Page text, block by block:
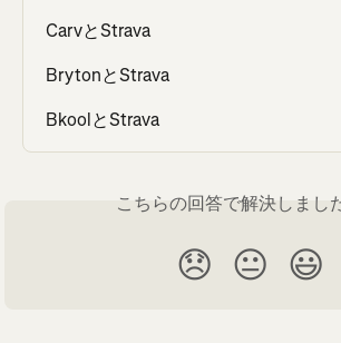
CarvとStrava
BrytonとStrava
BkoolとStrava
こちらの回答で解決しまし
😞 😐 😃